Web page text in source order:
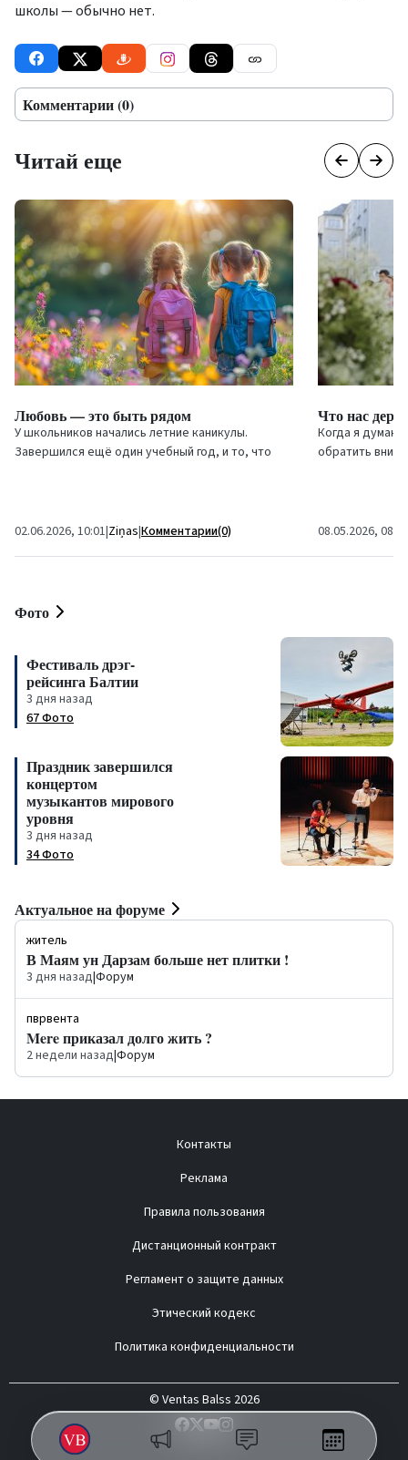
школы — обычно нет.
Комментарии (0)
Читай еще
Любовь — это быть рядом
У школьников начались летние каникулы.
Завершился ещё один учебный год, и то, что
02.06.2026, 10:01|Ziņas|Комментарии(0)
Что нас
Когда я думаю
обратить
08.05.2026, 08:57
Фото
Фестиваль дрэг-
рейсинга Балтии
3 дня назад
67 Фото
Праздник завершился
концертом
музыкантов мирового
уровня
3 дня назад
34 Фото
Актуальное на форуме
житель
В Маям ун Дарзам больше нет плитки !
3 дня назад|Форум
пврвента
Mere приказал долго жить ?
2 недели назад|Форум
Контакты
Реклама
Правила пользования
Дистанционный контракт
Регламент о защите данных
Этический кодекс
Политика конфиденциальности
© Ventas Balss 2026